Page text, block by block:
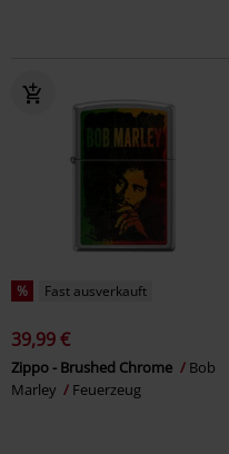
% Fast ausverkauft
39,99 €
Zippo - Brushed Chrome
Bob
Marley
Feuerzeug